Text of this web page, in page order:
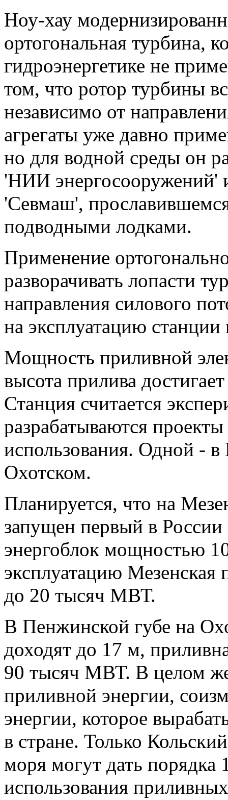
Ноу-хау
ортогональная турбина,
гидроэнергетике не
том, что ротор турбины
независимо от
агрегаты уже давно
но для водной среды он
'НИИ энергосооружений'
'Севмаш',
подводными лодками.
Применение
разворачивать лопасти
направления силового
на эксплуатацию
Мощность приливной
высота прилива
Станция считается
разрабатываются
использования. Одной -
Охотском.
Планируется, что на
запущен первый в
энергоблок мощностью
эксплуатацию Мезенская
до 20 тысяч МВТ.
В Пенжинской губе на
доходят до 17 м,
90 тысяч МВТ. В целом же
приливной энергии,
энергии, которое
в стране. Только
моря могут дать порядка
использования